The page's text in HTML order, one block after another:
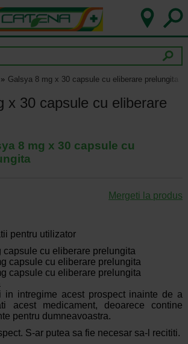
Galsya 8 mg x 30 capsule cu eliberare prelungita
x 30 capsule cu eliberare
8 mg x 30 capsule cu
Mergeti la produs
pentru utilizator
capsule cu eliberare prelungita
capsule cu eliberare prelungita
capsule cu eliberare prelungita
in intregime acest prospect inainte de a
acest medicament, deoarece contine
pentru dumneavoastra.
S-ar putea sa fie necesar sa-l recititi.